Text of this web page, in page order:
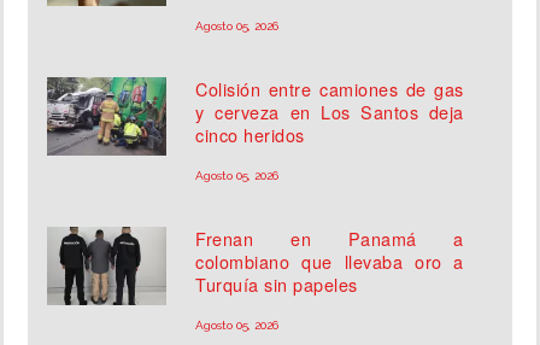
Agosto 05, 2026
Colisión entre camiones de gas
y cerveza en Los Santos deja
cinco heridos
Agosto 05, 2026
Frenan en Panamá a
colombiano que llevaba oro a
Turquía sin papeles
Agosto 05, 2026